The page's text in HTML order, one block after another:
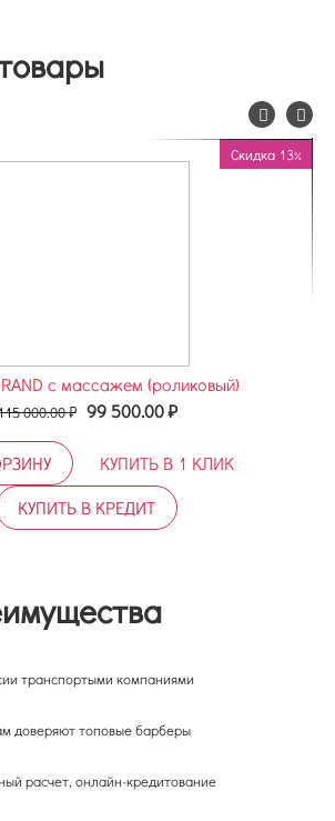
Скидка 13%
с массажем (роликовый)
000.00₽ 99 500.00₽
КУПИТЬ В 1 КЛИК
КУПИТЬ В КРЕДИТ
транспортыми компаниями
доверяют топовые барберы
расчет, онлайн-кредитование